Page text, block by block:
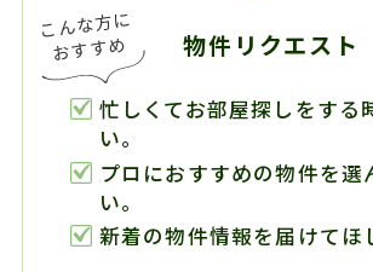
物件リクエスト
忙しくてお部屋探しをする
い。
プロにおすすめの物件を選
い。
新着の物件情報を届けてほ